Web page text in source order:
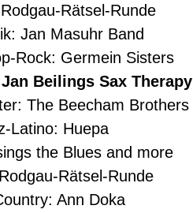
Rätsel-Runde
Masuhr Band
Germein Sisters
Beilings Sax Therapy
The Beecham Brothers
Huepa
the Blues and more
Rätsel-Runde
Ann Doka